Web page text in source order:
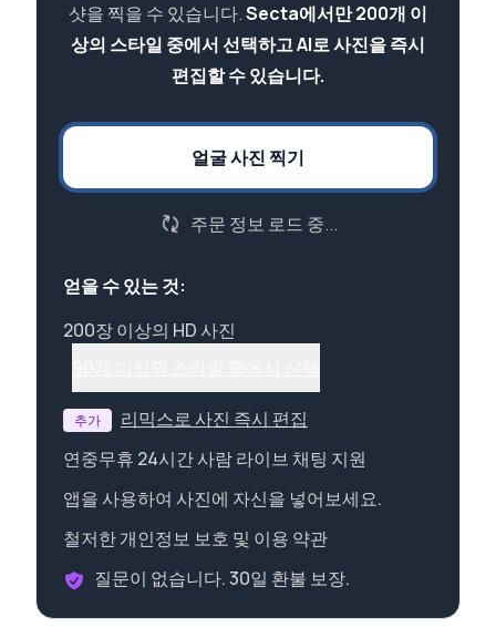
샷을 찍을 수 있습니다.Secta에서만 200개 이
상의 스타일 중에서 선택하고 AI로 사진을 즉시
편집할 수 있습니다.
얼굴 사진 찍기
주문 정보 로드 중...
얻을 수 있는 것:
200장 이상의 HD 사진
추가
리믹스로 사진 즉시 편집
연중무휴 24시간 사람 라이브 채팅 지원
앱을 사용하여 사진에 자신을 넣어보세요.
철저한 개인정보 보호 및 이용 약관
질문이 없습니다. 30일 환불 보장.